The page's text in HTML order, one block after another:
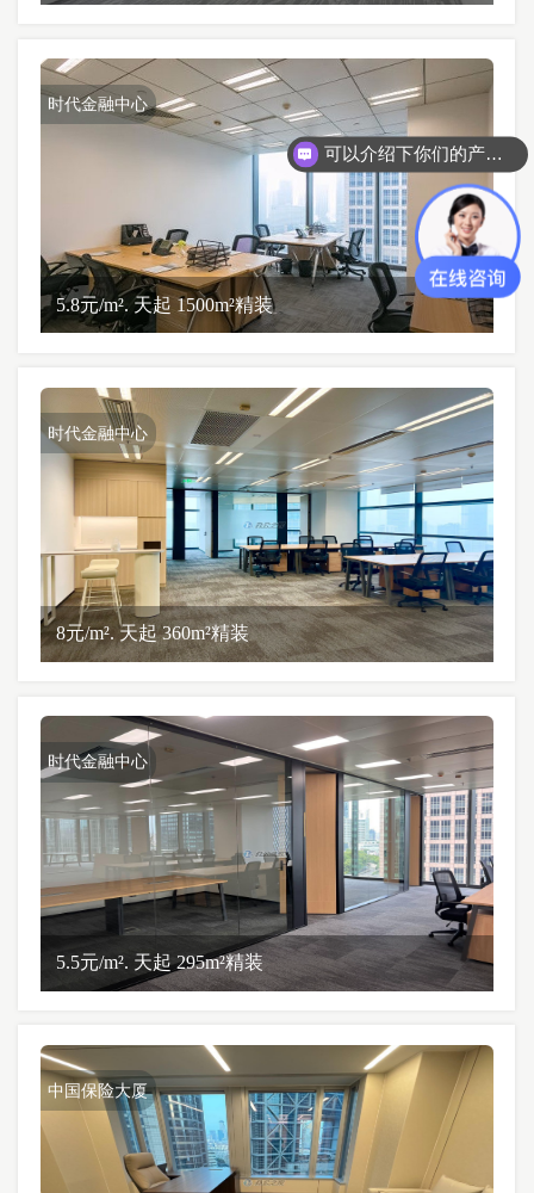
时代金融中心
5.8元/m². 天起 1500m²精装
时代金融中心
8元/m². 天起 360m²精装
时代金融中心
5.5元/m². 天起 295m²精装
中国保险大厦
可以介绍下你们的产品么？